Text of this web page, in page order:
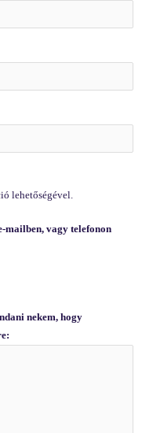
lehetőségével.
mailben, vagy telefonon
nekem, hogy